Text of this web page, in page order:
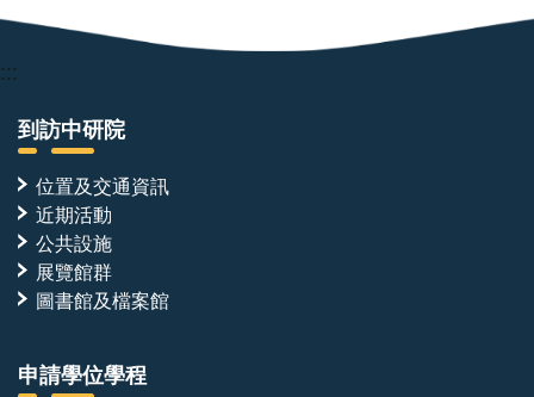
:::
到訪中研院
位置及交通資訊
近期活動
公共設施
展覽館群
圖書館及檔案館
申請學位學程